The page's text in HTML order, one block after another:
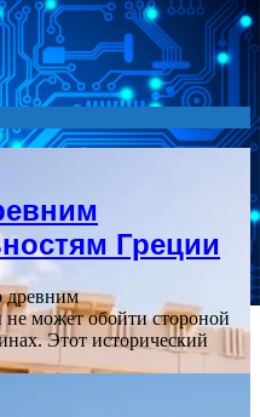
Греции
древним
не может обойти стороной
Этот исторический